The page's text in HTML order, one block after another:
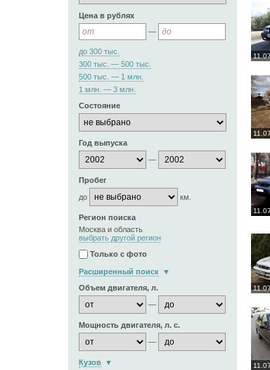
Цена в рублях
—
до 300 тыс.
300 тыс. — 500 тыс.
500 тыс. — 1 млн.
1 млн. — 3 млн.
Состояние
Год выпуска
—
Пробег
до
км.
Регион поиска
Москва и область
выбрать другой регион
Только с фото
Расширенный поиск
Объем двигателя, л.
—
Мощность двигателя, л. с.
—
Кузов